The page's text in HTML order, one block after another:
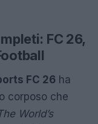
FC 26,
FC 26 ha
corposo che
World’s